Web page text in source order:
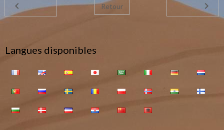
Retour
Langues disponibles